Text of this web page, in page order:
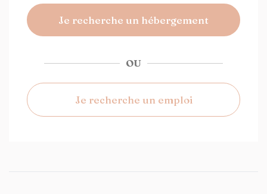
Je recherche un hébergement
OU
Je recherche un emploi